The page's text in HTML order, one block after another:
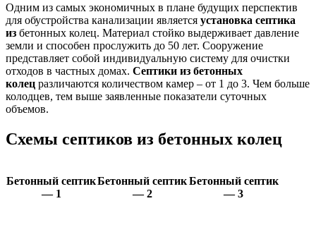
Одним из самых экономичных в плане будущих перспектив
для обустройства канализации является установка септика
из бетонных колец. Материал стойко выдерживает давление
земли и способен прослужить до 50 лет. Сооружение
представляет собой индивидуальную систему для очистки
отходов в частных домах. Септики из бетонных
колец различаются количеством камер – от 1 до 3. Чем больше
колодцев, тем выше заявленные показатели суточных
объемов.
Схемы септиков из бетонных колец
Бетонный септик
— 1
Бетонный септик
— 2
Бетонный септик
— 3